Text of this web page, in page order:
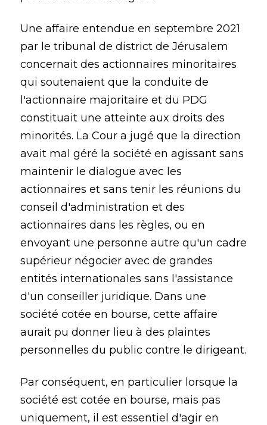
Une affaire entendue en septembre 2021
par le tribunal de district de Jérusalem
concernait des actionnaires minoritaires
qui soutenaient que la conduite de
l'actionnaire majoritaire et du PDG
constituait une atteinte aux droits des
minorités. La Cour a jugé que la direction
avait mal géré la société en agissant sans
maintenir le dialogue avec les
actionnaires et sans tenir les réunions du
conseil d'administration et des
actionnaires dans les règles, ou en
envoyant une personne autre qu'un cadre
supérieur négocier avec de grandes
entités internationales sans l'assistance
d'un conseiller juridique. Dans une
société cotée en bourse, cette affaire
aurait pu donner lieu à des plaintes
personnelles du public contre le dirigeant.
Par conséquent, en particulier lorsque la
société est cotée en bourse, mais pas
uniquement, il est essentiel d'agir en